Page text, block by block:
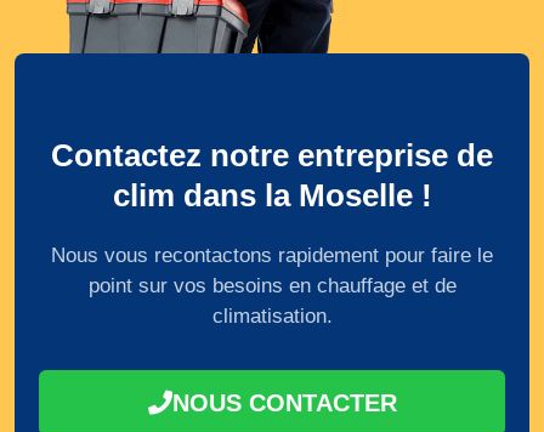
Contactez notre entreprise de
clim dans la Moselle !
Nous vous recontactons rapidement pour faire le
point sur vos besoins en chauffage et de
climatisation.
NOUS CONTACTER